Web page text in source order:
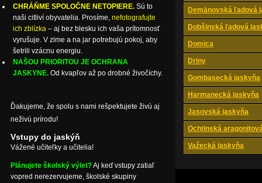
Demänovská ľadová
Dobšinská ľadová
Domica
Driny
Gombasecká jaskyňa
Harmanecká jaskyňa
Jasovská jaskyňa
Ochtinská
Važecká jaskyňa
CHRÁŇME SPOLOČNE NETOPIERE. Sú to
naši citliví obyvatelia. Prosíme, nefotografujte
ich zblízka – aj bez blesku ich vaša prítomnosť
vyrušuje. V zime a na jar potrebujú pokoj, aby
šetrili vzácnu energiu.
NAŠOU PRIORITOU JE OCHRANA
JASKYNE. Od kvapľov až po drobné živočíchy.
Ďakujeme, že spolu s nami rešpektujete živú aj
neživú prírodu!
Vstupy do jaskýň
Vážené učiteľky a učitelia!
Plánujete školský výlet?Aj keď vstupy zatiaľ
vopred nerezervujeme, školské skupiny